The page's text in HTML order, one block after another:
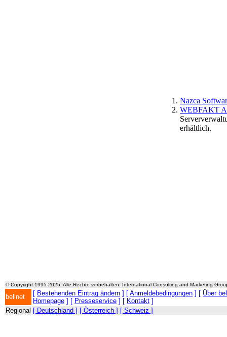
Nazca
WEBFAKT
erhältlich.
© Copyright 1995-2025. Alle Rechte vorbehalten. International Consulting and Marketing
bellnet [ Bestehenden Eintrag ändern ] [ Anmeldebedingungen ] [ Über
Homepage ] [ Presseservice ] [ Kontakt ]
Regional [ Deutschland ] [ Österreich ] [ Schweiz ]